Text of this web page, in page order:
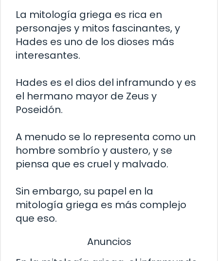
La mitología griega es rica en
personajes y mitos fascinantes, y
Hades es uno de los dioses más
interesantes.
Hades es el dios del inframundo y es
el hermano mayor de Zeus y
Poseidón.
A menudo se lo representa como un
hombre sombrío y austero, y se
piensa que es cruel y malvado.
Sin embargo, su papel en la
mitología griega es más complejo
que eso.
Anuncios